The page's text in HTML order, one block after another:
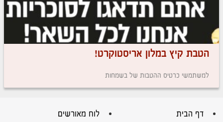
הטבת קיץ במלון אריסטוקרט!
למשתמשי כרטיס ההטבות של בשמחות
דף הבית לוח מאורשים